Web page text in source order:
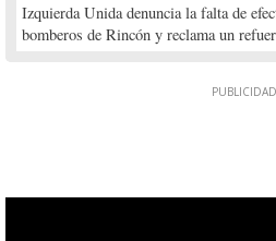
Izquierda Unida denuncia la falta de
bomberos de Rincón y reclama un